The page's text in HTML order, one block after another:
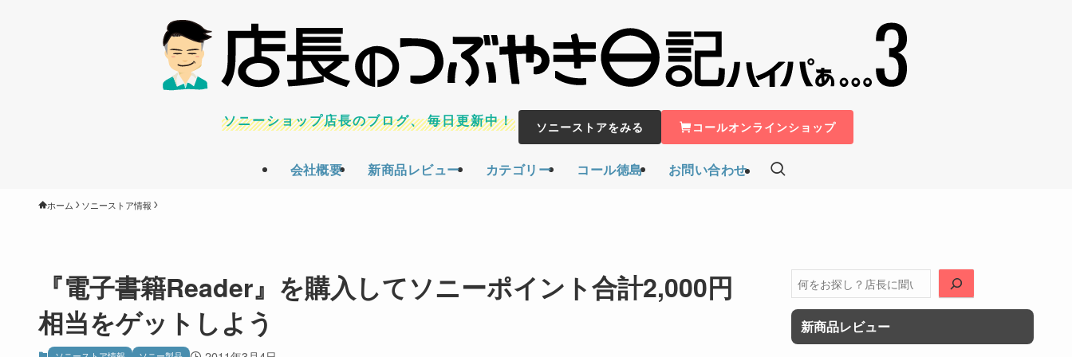
会社概要 新商品レビュー カテゴリー コール徳島 お問い合わせ
ソニーショップ店長のブログ、毎日更新中！ ソニーストアをみる コールオンラインショップ
ホーム ソニーストア情報
『電子書籍Reader』を購入してソニーポイント合計2,000円
相当をゲットしよう
検
索
新商品レビュー